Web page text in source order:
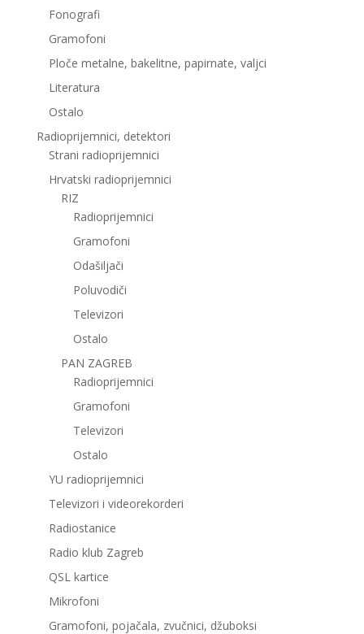
Fonografi
Gramofoni
Ploče metalne, bakelitne, papirnate, valjci
Literatura
Ostalo
Radioprijemnici, detektori
Strani radioprijemnici
Hrvatski radioprijemnici
RIZ
Radioprijemnici
Gramofoni
Odašiljači
Poluvodiči
Televizori
Ostalo
PAN ZAGREB
Radioprijemnici
Gramofoni
Televizori
Ostalo
YU radioprijemnici
Televizori i videorekorderi
Radiostanice
Radio klub Zagreb
QSL kartice
Mikrofoni
Gramofoni, pojačala, zvučnici, džuboksi